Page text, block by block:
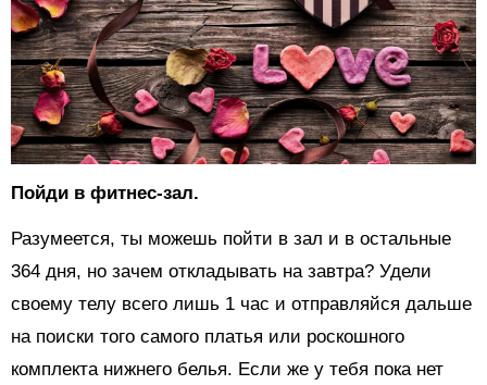
Пойди в фитнес-зал.
Разумеется, ты можешь пойти в зал и в остальные
364 дня, но зачем откладывать на завтра? Удели
своему телу всего лишь 1 час и отправляйся дальше
на поиски того самого платья или роскошного
комплекта нижнего белья. Если же у тебя пока нет